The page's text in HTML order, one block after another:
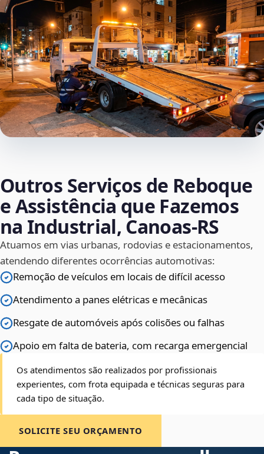
Outros Serviços de Reboque
e Assistência que Fazemos
na Industrial, Canoas‑RS
Atuamos em vias urbanas, rodovias e estacionamentos,
atendendo diferentes ocorrências automotivas:
Remoção de veículos em locais de difícil acesso
Atendimento a panes elétricas e mecânicas
Resgate de automóveis após colisões ou falhas
Apoio em falta de bateria, com recarga emergencial
Os atendimentos são realizados por profissionais
experientes, com frota equipada e técnicas seguras para
cada tipo de situação.
SOLICITE SEU ORÇAMENTO